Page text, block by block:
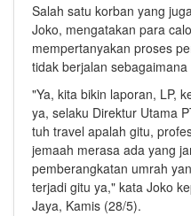
Salah satu korban yang
Joko, mengatakan para
mempertanyakan proses
tidak berjalan sebagaimana
"Ya, kita bikin laporan, LP,
ya, selaku Direktur Utama
tuh travel apalah gitu,
jemaah merasa ada yang
pemberangkatan umrah
terjadi gitu ya," kata Joko
Jaya, Kamis (28/5).